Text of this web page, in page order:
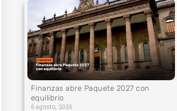
Finanzas abre Paquete 2027 con
equilibrio
6 agosto, 2026